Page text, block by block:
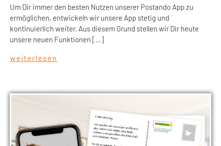
Um Dir immer den besten Nutzen unserer Postando App zu
ermöglichen, entwickeln wir unsere App stetig und
kontinuierlich weiter. Aus diesem Grund stellen wir Dir heute
unsere neuen Funktionen [...]
weiterlesen